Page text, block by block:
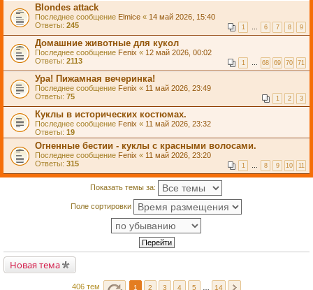
Blondes attack
Последнее сообщение Elmice « 14 май 2026, 15:40
Ответы: 245 1 … 6 7 8 9
Домашние животные для кукол
Последнее сообщение Fenix « 12 май 2026, 00:02
Ответы: 2113 1 … 68 69 70 71
Ура! Пижамная вечеринка!
Последнее сообщение Fenix « 11 май 2026, 23:49
Ответы: 75 1 2 3
Куклы в исторических костюмах.
Последнее сообщение Fenix « 11 май 2026, 23:32
Ответы: 19
Огненные бестии - куклы с красными волосами.
Последнее сообщение Fenix « 11 май 2026, 23:20
Ответы: 315 1 … 8 9 10 11
Показать темы за:
Поле сортировки
Новая тема
406 тем 1 2 3 4 5 14